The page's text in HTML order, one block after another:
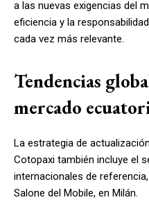
a las nuevas exigencias del
eficiencia y la
cada vez más relevante.
Tendencias
mercado
La estrategia de
Cotopaxi también incluye el
internacionales de
Salone del Mobile, en Milán.